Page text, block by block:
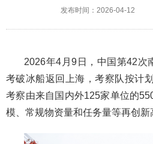
发布时间：2026-04-12
2026年4月9日，中国第42次
考破冰船返回上海，考察队按计
考察由来自国内外125家单位的
模、常规物资量和任务量等再创新